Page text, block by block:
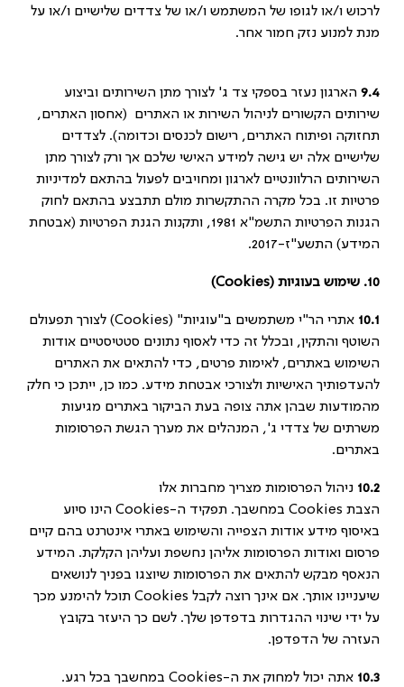
לרכוש ו/או לגופו של המשתמש ו/או של צדדים שלישיים ו/או על
מנת למנוע נזק חמור אחר.
9.4 הארגון נעזר בספקי צד ג' לצורך מתן השירותים וביצוע
שירותים הקשורים לניהול השירות או האתרים (אחסון האתרים,
תחזוקה ופיתוח האתרים, רישום לכנסים וכדומה). לצדדים
שלישיים אלה יש גישה למידע האישי שלכם אך ורק לצורך מתן
השירותים הרלוונטיים לארגון ומחויבים לפעול בהתאם למדיניות
פרטיות זו. בכל מקרה ההתקשרות מולם תתבצע בהתאם לחוק
הגנות הפרטיות התשמ"א 1981, ותקנות הגנת הפרטיות (אבטחת
המידע) התשע"ז-2017.
10. שימוש בעוגיות (Cookies
)
10.1
אתרי הר"י משתמשים ב"עוגיות" (Cookies) לצורך תפעולם
השוטף והתקין, ובכלל זה כדי לאסוף נתונים סטטיסטיים אודות
השימוש באתרים, לאימות פרטים, כדי להתאים את האתרים
להעדפותיך האישיות ולצורכי אבטחת מידע. כמו כן, ייתכן כי חלק
מהמודעות שבהן אתה צופה בעת הביקור באתרים מגיעות
משרתים של צדדי ג', המנהלים את מערך הגשת הפרסומות
באתרים.
10.2 ניהול הפרסומות מצריך מחברות אלו
הצבת Cookies במחשבך. תפקיד ה-Cookies הינו סיוע
באיסוף מידע אודות הצפייה והשימוש באתרי אינטרנט בהם קיים
פרסום ואודות הפרסומות אליהן נחשפת ועליהן הקלקת. המידע
הנאסף מבקש להתאים את הפרסומות שיוצגו בפניך לנושאים
שיעניינו אותך. אם אינך רוצה לקבל Cookies תוכל להימנע מכך
על ידי שינוי ההגדרות בדפדפן שלך. לשם כך היעזר בקובץ
העזרה של הדפדפן.
10.3
אתה יכול למחוק את ה-Cookies במחשבך בכל רגע.